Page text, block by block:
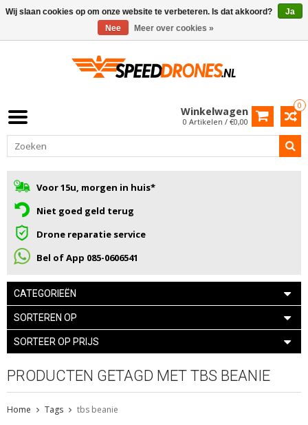
0
Winkelwagen
0 Artikelen / €0,00
Voor 15u, morgen in huis*
Niet goed geld terug
Drone reparatie service
Bel of App 085-0606541
CATEGORIEËN
SORTEREN OP
SORTEER OP PRIJS
PRODUCTEN GETAGD MET TBS BEANIE
Home Tags tbs beanie
Wij slaan cookies op om onze website te verbeteren. Is dat akkoord?
Ja
Nee
Meer over cookies »